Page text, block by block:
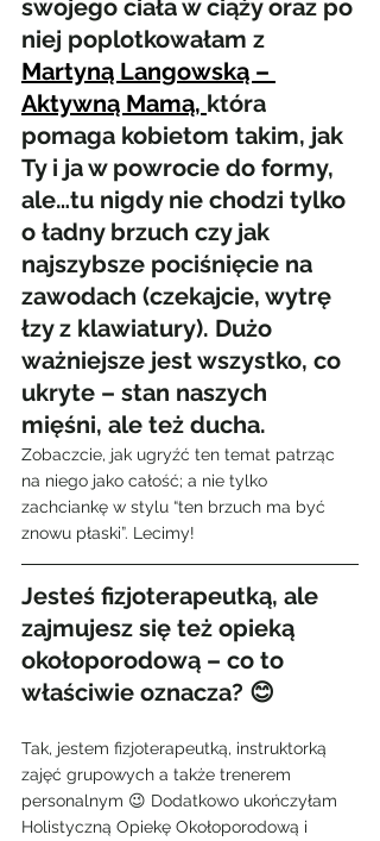
swojego ciała w ciąży oraz po
niej poplotkowałam z
Martyną Langowską –
Aktywną Mamą, która
pomaga kobietom takim, jak
Ty i ja w powrocie do formy,
ale…tu nigdy nie chodzi tylko
o ładny brzuch czy jak
najszybsze pociśnięcie na
zawodach (czekajcie, wytrę
łzy z klawiatury). Dużo
ważniejsze jest wszystko, co
ukryte – stan naszych
mięśni, ale też ducha.
Zobaczcie, jak ugryźć ten temat patrząc
na niego jako całość; a nie tylko
zachciankę w stylu “ten brzuch ma być
znowu płaski”. Lecimy!
Jesteś fizjoterapeutką, ale
zajmujesz się też opieką
okołoporodową – co to
właściwie oznacza? 😊
Tak, jestem fizjoterapeutką, instruktorką
zajęć grupowych a także trenerem
personalnym 😉 Dodatkowo ukończyłam
Holistyczną Opiekę Okołoporodową i